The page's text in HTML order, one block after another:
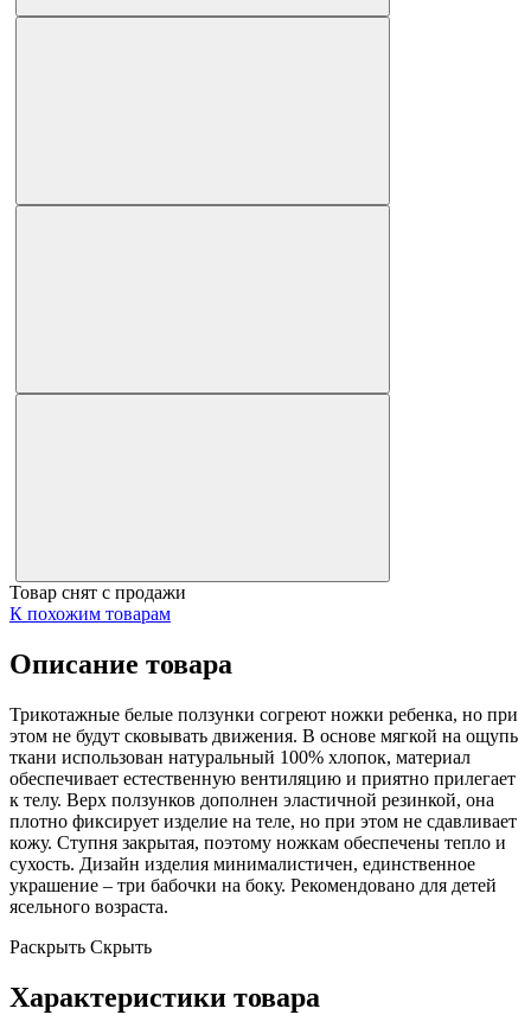
Товар снят с продажи
К похожим товарам
Описание товара
Трикотажные белые ползунки согреют ножки ребенка, но при
этом не будут сковывать движения. В основе мягкой на ощупь
ткани использован натуральный 100% хлопок, материал
обеспечивает естественную вентиляцию и приятно прилегает
к телу. Верх ползунков дополнен эластичной резинкой, она
плотно фиксирует изделие на теле, но при этом не сдавливает
кожу. Ступня закрытая, поэтому ножкам обеспечены тепло и
сухость. Дизайн изделия минималистичен, единственное
украшение – три бабочки на боку. Рекомендовано для детей
ясельного возраста.
Раскрыть Скрыть
Характеристики товара